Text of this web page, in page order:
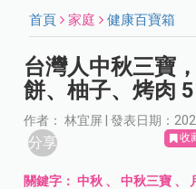
首頁 家庭 健康百寶箱
台灣人中秋三寶
餅、柚子、烤肉
作者： 林宜屏 | 發表日期：
分享 收
關鍵字：中秋 、中秋三寶 、